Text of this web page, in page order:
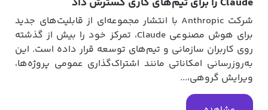
شرکت Anthropic با انتشار مجموعه‌ای از قابلیت‌های جدید
برای هوش مصنوعی Claude، تمرکز خود را بیش از گذشته
سازمانی و تیم‌های توسعه قرار داده است. این
امکاناتی مانند اشتراک‌گذاری عمومی پروژه‌ها،